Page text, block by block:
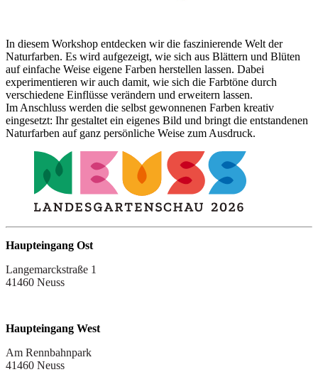
In diesem Workshop entdecken wir die faszinierende Welt der
Naturfarben. Es wird aufgezeigt, wie sich aus Blättern und Blüten
auf einfache Weise eigene Farben herstellen lassen. Dabei
experimentieren wir auch damit, wie sich die Farbtöne durch
verschiedene Einflüsse verändern und erweitern lassen.
Im Anschluss werden die selbst gewonnenen Farben kreativ
eingesetzt: Ihr gestaltet ein eigenes Bild und bringt die entstandenen
Naturfarben auf ganz persönliche Weise zum Ausdruck.
Haupteingang Ost
Langemarckstraße 1
41460 Neuss
Haupteingang West
Am Rennbahnpark
41460 Neuss